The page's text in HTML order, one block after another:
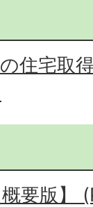
住宅取
要版】